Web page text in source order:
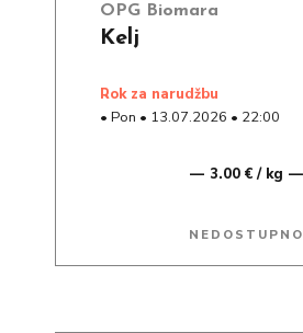
OPG Biomara
Kelj
rok za narudžbu
• Pon • 13.07.2026 • 22:00
3.00 € / kg
NEDOSTUPNO